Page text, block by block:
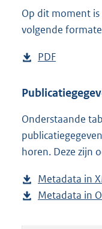
Op dit moment
volgende
D
w
l
o
a
p
u
PDF
s
a
n
d
g
r
Onderstaande
horen. Deze zijn
Metadata in
Metadata in